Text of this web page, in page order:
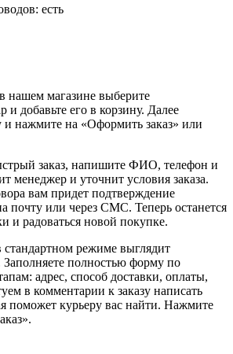
есть
нашем магазине выберите
и добавьте его в корзину. Далее
и нажмите на «Оформить заказ» или
заказ, напишите ФИО, телефон и
менеджер и уточнит условия заказа.
вам придет подтверждение
почту или через СМС. Теперь останется
и радоваться новой покупке.
стандартном режиме выглядит
полностью форму по
адрес, способ доставки, оплаты,
в комментарии к заказу написать
поможет курьеру вас найти. Нажмите